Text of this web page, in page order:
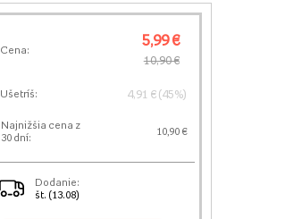
Cena:
5,99 €
10,90 €
Ušetríš: 4,91 € (45%)
Najnižšia cena z
30 dní:
10,90 €
Dodanie:
št. (13.08)